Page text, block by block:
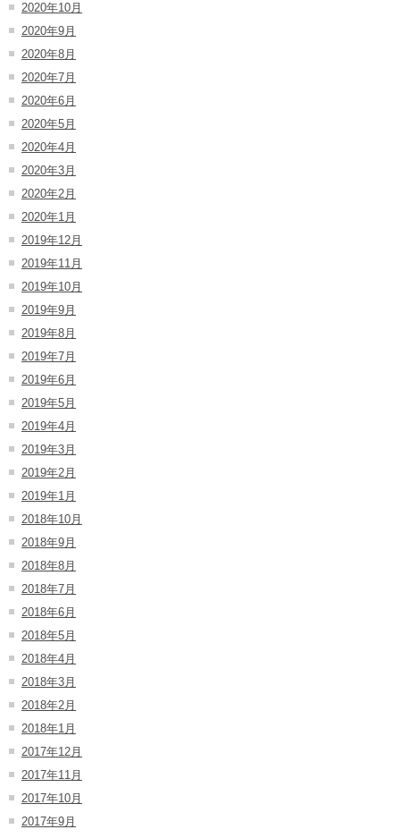
2020年10月
2020年9月
2020年8月
2020年7月
2020年6月
2020年5月
2020年4月
2020年3月
2020年2月
2020年1月
2019年12月
2019年11月
2019年10月
2019年9月
2019年8月
2019年7月
2019年6月
2019年5月
2019年4月
2019年3月
2019年2月
2019年1月
2018年10月
2018年9月
2018年8月
2018年7月
2018年6月
2018年5月
2018年4月
2018年3月
2018年2月
2018年1月
2017年12月
2017年11月
2017年10月
2017年9月